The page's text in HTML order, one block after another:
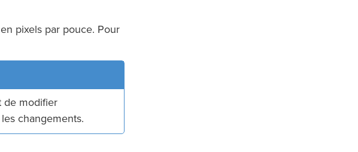
pixels par pouce. Pour
de modifier
changements.